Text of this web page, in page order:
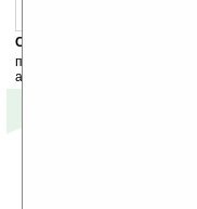
Скоро
получайте ежедневный или
акций сайта на ваш почтовый